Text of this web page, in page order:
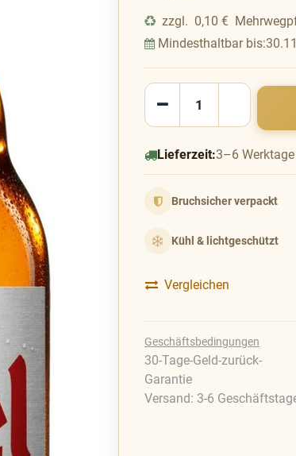
zzgl. 0,10 €
Mindesthaltbar bis:
Lieferzeit:3–6 Werktage
Bruchsicher verpackt
Kühl & lichtgeschützt
Vergleichen
Geschäftsbedingungen
30-Tage-Geld-zurück-
Garantie
Versand: 3-6